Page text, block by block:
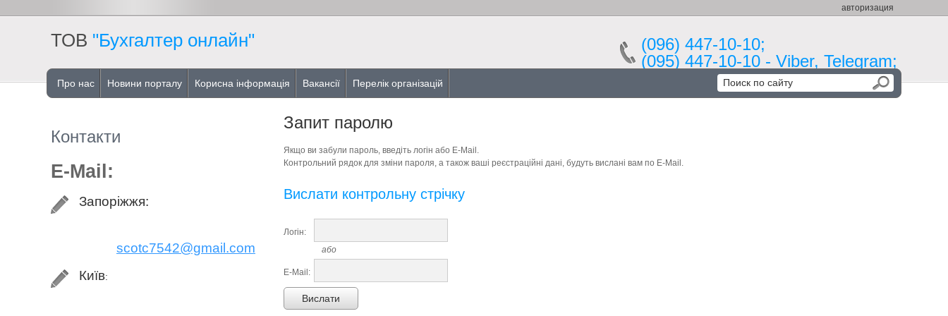
авторизация
ТОВ "Бухгалтер онлайн"
(096) 447-10-10;
(095) 447-10-10 - Viber, Telegram;
Про нас Новини порталу Корисна інформація Вакансії Перелік організацій
Контакти
E-Mail:
Запоріжжя:
scotc7542@gmail.com
Київ:
Запит паролю
Якщо ви забули пароль, введіть логін або E-Mail.
Контрольний рядок для зміни пароля, а також ваші реєстраційні дані, будуть вислані вам по E-Mail.
Вислати контрольну стрічку
Логін:
або
E-Mail:
Вислати